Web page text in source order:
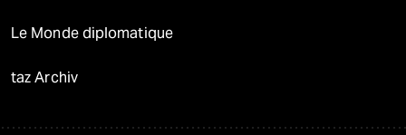
Le Monde diplomatique
taz Archiv